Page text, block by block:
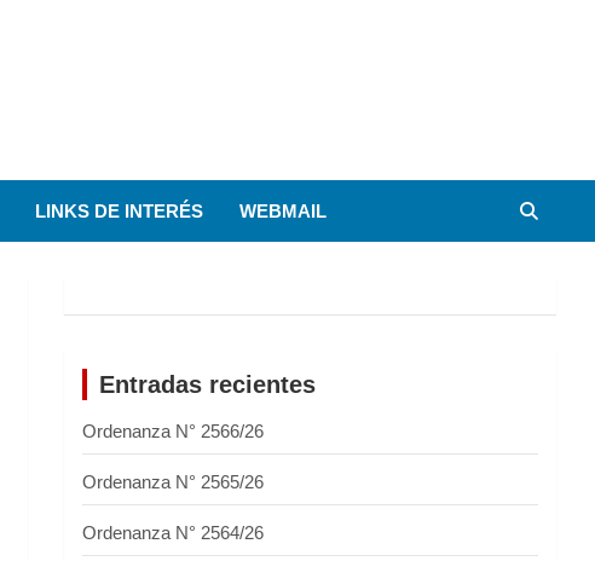
LINKS DE INTERÉS WEBMAIL
Entradas recientes
Ordenanza N° 2566/26
Ordenanza N° 2565/26
Ordenanza N° 2564/26